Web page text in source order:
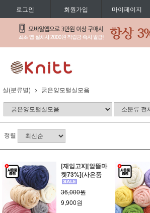
로그인 회원가입 마이페이지
실(분류별) 굵은양모털실모음
정렬
[재입고X][알뜰마
켓73%](사은품
36,000원
9,900원